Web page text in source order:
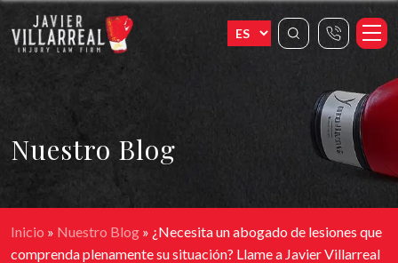
Nuestro Blog
Inicio » Nuestro Blog » ¿Necesita un abogado de lesiones que
comprenda plenamente su situación? Llame a Javier Villarreal